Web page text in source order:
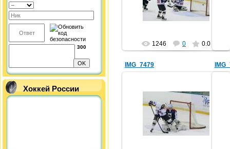
300
Хоккей России
shaera
1246 0 0.0
IMG_7479
22.10.2012
shaera